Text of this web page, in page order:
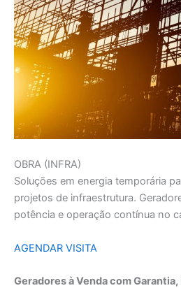
OBRA (INFRA)
Soluções em energia temporária
projetos de infraestrutura.
potência e operação contínua no
AGENDAR VISITA
Geradores à Venda com